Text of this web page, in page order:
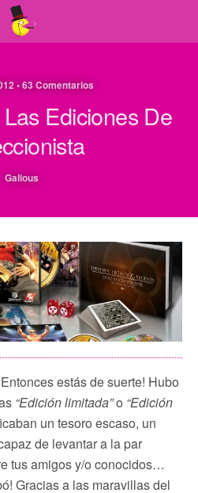
• 63 Comentarios
Ediciones De
Galious
estás de suerte! Hubo
“Edición limitada”o “Edición
un tesoro escaso, un
de levantar a la par
tus amigos y/o conocidos…
Gracias a las maravillas del